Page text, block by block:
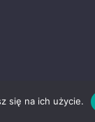
prawne
się na ich użycie.